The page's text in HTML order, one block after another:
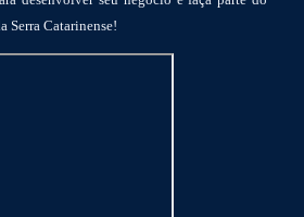
Serra Catarinense!